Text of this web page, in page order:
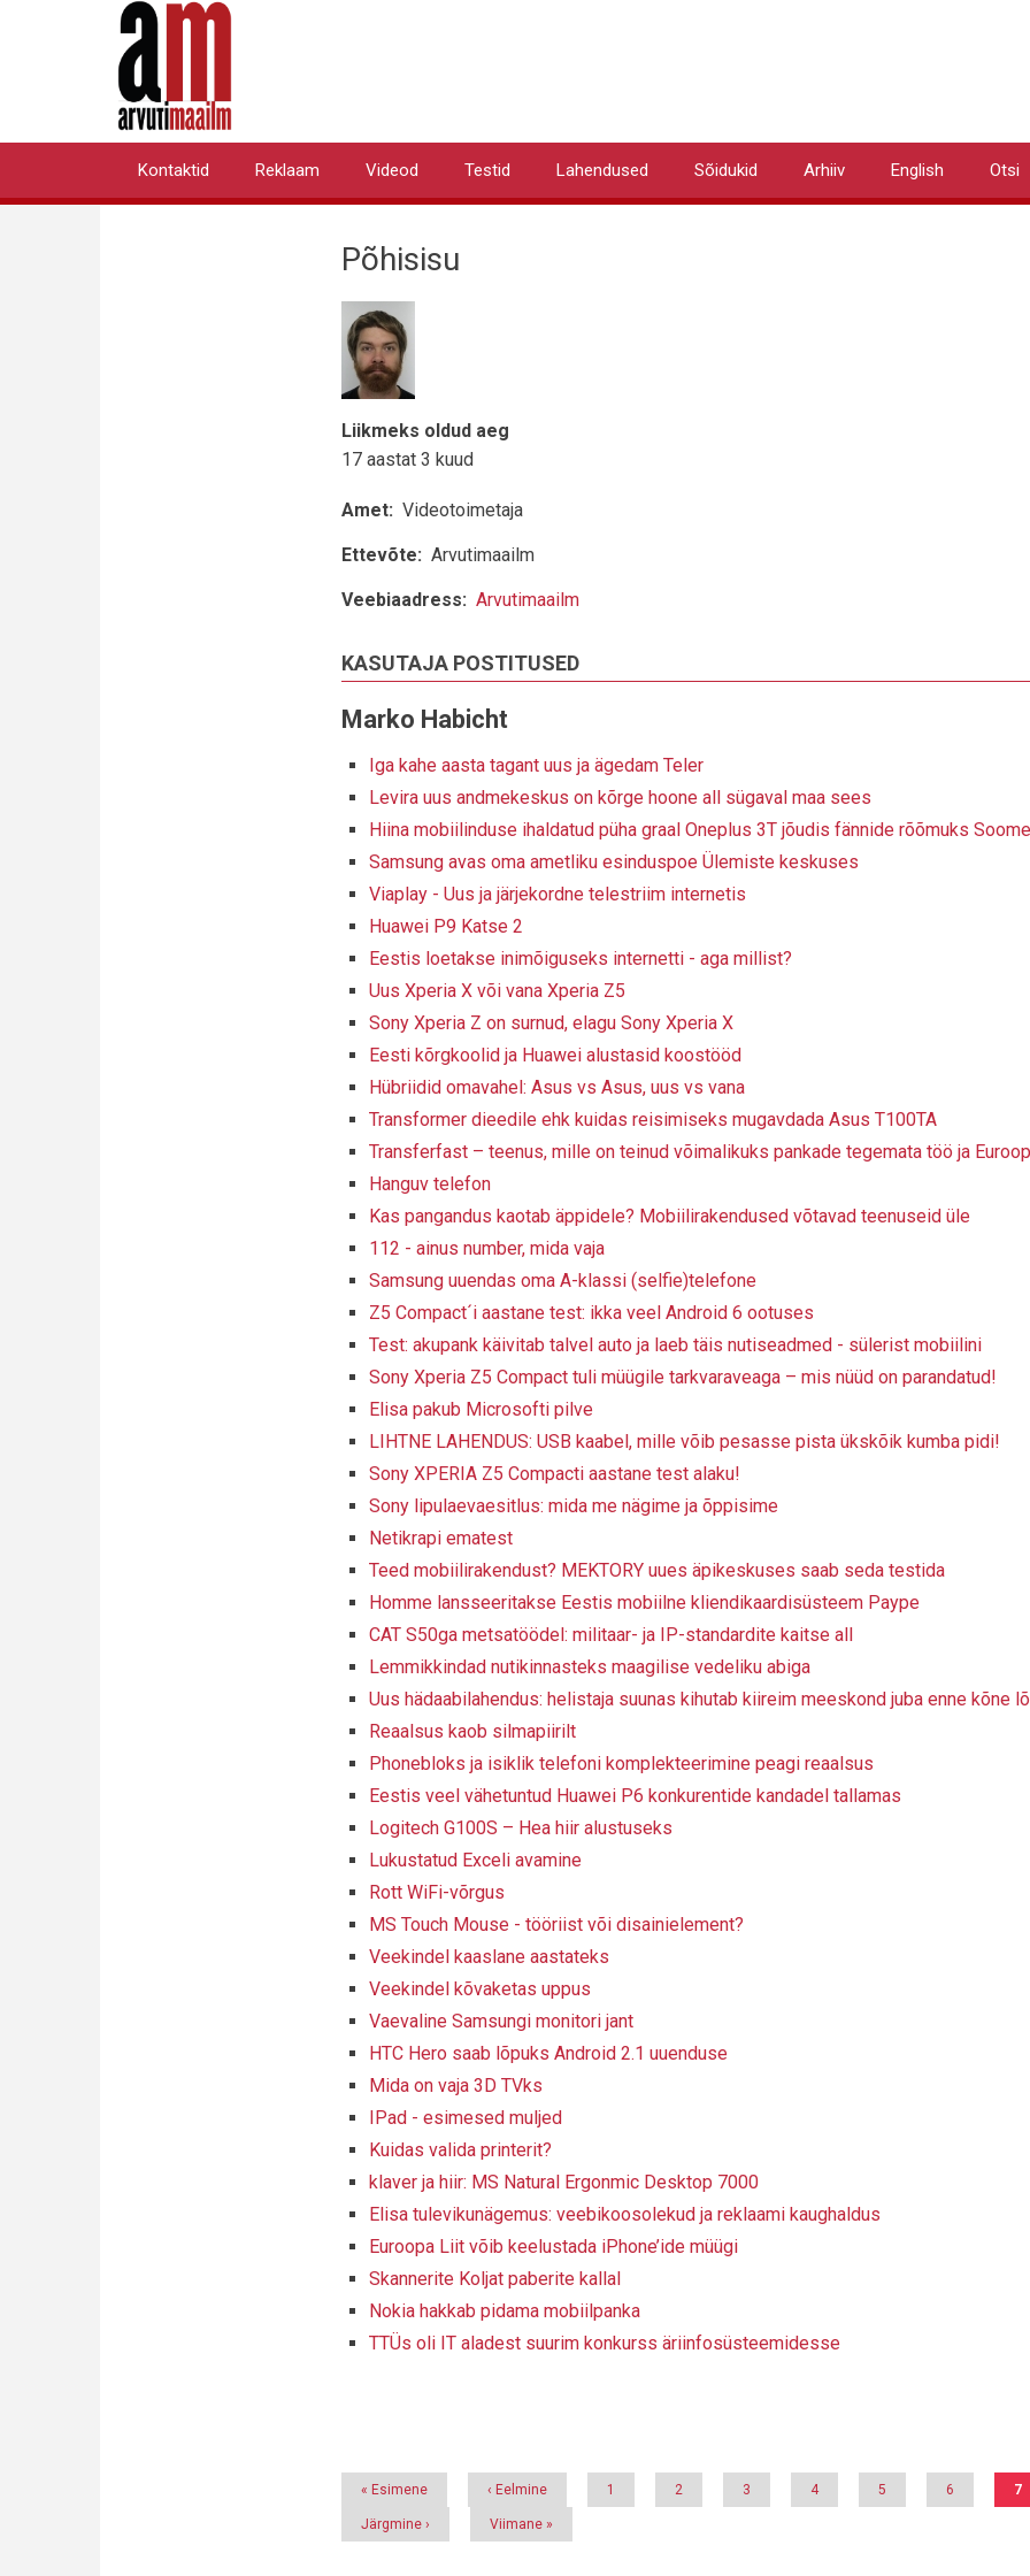
Primary
Kontaktid Reklaam Videod Testid Lahendused Sõidukid Arhiiv English Otsi
Põhisisu
Liikmeks oldud aeg
17 aastat 3 kuud
Amet Videotoimetaja
Ettevõte Arvutimaailm
Veebiaadress Arvutimaailm
KASUTAJA POSTITUSED
Marko Habicht
Iga kahe aasta tagant uus ja ägedam Teler
Levira uus andmekeskus on kõrge hoone all sügaval maa sees
Hiina mobiilinduse ihaldatud püha graal Oneplus 3T jõudis fännide rõõmuks
Samsung avas oma ametliku esinduspoe Ülemiste keskuses
Viaplay - Uus ja järjekordne telestriim internetis
Huawei P9 Katse 2
Eestis loetakse inimõiguseks internetti - aga millist?
Uus Xperia X või vana Xperia Z5
Sony Xperia Z on surnud, elagu Sony Xperia X
Eesti kõrgkoolid ja Huawei alustasid koostööd
Hübriidid omavahel: Asus vs Asus, uus vs vana
Transformer dieedile ehk kuidas reisimiseks mugavdada Asus T100TA
Transferfast – teenus, mille on teinud võimalikuks pankade tegemata töö ja
Hanguv telefon
Kas pangandus kaotab äppidele? Mobiilirakendused võtavad teenuseid üle
112 - ainus number, mida vaja
Samsung uuendas oma A-klassi (selfie)telefone
Z5 Compact´i aastane test: ikka veel Android 6 ootuses
Test: akupank käivitab talvel auto ja laeb täis nutiseadmed - sülerist mobiilini
Sony Xperia Z5 Compact tuli müügile tarkvaraveaga – mis nüüd on parandatud!
Elisa pakub Microsofti pilve
LIHTNE LAHENDUS: USB kaabel, mille võib pesasse pista ükskõik kumba pidi!
Sony XPERIA Z5 Compacti aastane test alaku!
Sony lipulaevaesitlus: mida me nägime ja õppisime
Netikrapi ematest
Teed mobiilirakendust? MEKTORY uues äpikeskuses saab seda testida
Homme lansseeritakse Eestis mobiilne kliendikaardisüsteem Paype
CAT S50ga metsatöödel: militaar- ja IP-standardite kaitse all
Lemmikkindad nutikinnasteks maagilise vedeliku abiga
Uus hädaabilahendus: helistaja suunas kihutab kiireim meeskond juba enne kõne
Reaalsus kaob silmapiirilt
Phonebloks ja isiklik telefoni komplekteerimine peagi reaalsus
Eestis veel vähetuntud Huawei P6 konkurentide kandadel tallamas
Logitech G100S – Hea hiir alustuseks
Lukustatud Exceli avamine
Rott WiFi-võrgus
MS Touch Mouse - tööriist või disainielement?
Veekindel kaaslane aastateks
Veekindel kõvaketas uppus
Vaevaline Samsungi monitori jant
HTC Hero saab lõpuks Android 2.1 uuenduse
Mida on vaja 3D TVks
IPad - esimesed muljed
Kuidas valida printerit?
klaver ja hiir: MS Natural Ergonmic Desktop 7000
Elisa tulevikunägemus: veebikoosolekud ja reklaami kaughaldus
Euroopa Liit võib keelustada iPhone’ide müügi
Skannerite Koljat paberite kallal
Nokia hakkab pidama mobiilpanka
TTÜs oli IT aladest suurim konkurss äriinfosüsteemidesse
Esimene
« Esimene
Eelmine
‹ Eelmine Page
1 Page
2 Page
3 Page
4 Page
5 Page
6 7
Järgmine
leht
Järgmine ›
Viimane
leht
Viimane »